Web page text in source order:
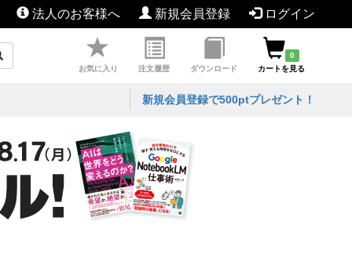
法人のお客様へ 新規会員登録 ログイン
お気に入り 注文履歴 ダウンロード
0
カートを見る
新規会員登録で500ptプレゼント！